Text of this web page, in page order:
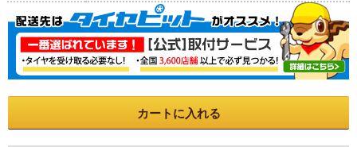
カートに入れる